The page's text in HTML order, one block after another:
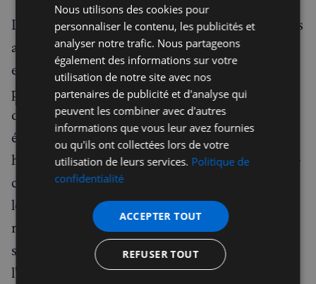
Le jury délivrera 3 prix distincts pour les projets
arrivés aux 3 premières places. Le projet arrivé
en premier, dit "le lauréat", se verra récompensé
par un prix de 5.000 €, les projets arrivés en
deuxième et troisième positions seront
également récompensés respectivement à
hauteur de 2.000 € et de 1.000 €. L'ensemble de
ces récompenses vise à soutenir les projets dans
leur démarche de développement ou de
réalisation effective. Les délibérations sont
secrètes, mais le jury motivera les raisons qui
l'ont amené à choisir les projets lauréats.
Nous utilisons des cookies pour
personnaliser le contenu, les publicités et
analyser notre trafic. Nous partageons
également des informations sur votre
utilisation de notre site avec nos
partenaires de publicité et d'analyse qui
peuvent les combiner avec d'autres
informations que vous leur avez fournies
ou qu'ils ont collectées lors de votre
utilisation de leurs services. Politique de
confidentialité
ACCEPTER TOUT
REFUSER TOUT